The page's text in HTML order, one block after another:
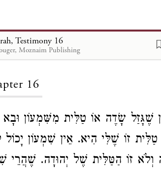
Testimony 16
Moznaim Publishing
16
שֶׁגָּזַל שָׂדֶה אוֹ טַלִּית מִשִּׁמְעוֹן
טַלִּית זוֹ שֶׁלִּי הִיא. אֵין שִׁמְעוֹן
וְלֹא זוֹ הַטַּלִּית שֶׁל יְהוּדָה. שֶׁהֲרֵי